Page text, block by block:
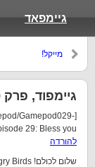
גיימפאד
מייקל!
גיימפוד, פרק 29: לבריאות!
Gamepod029-
29: Bless you!]
להורדה
שלום לכולם! Angry Birds זה משחק גרוע!